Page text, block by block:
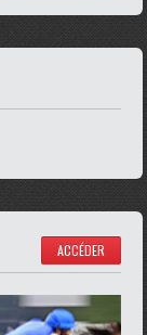
ACCÉDER